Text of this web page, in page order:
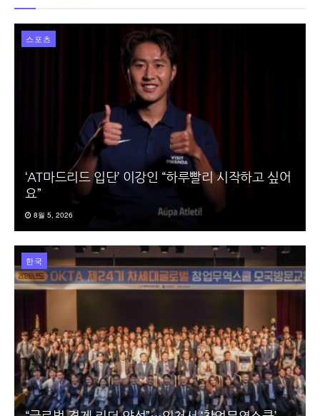
스포츠
‘AT마드리드 입단’ 이강인 “하루빨리 시작하고 싶어
요”
8월 5, 2026
한국